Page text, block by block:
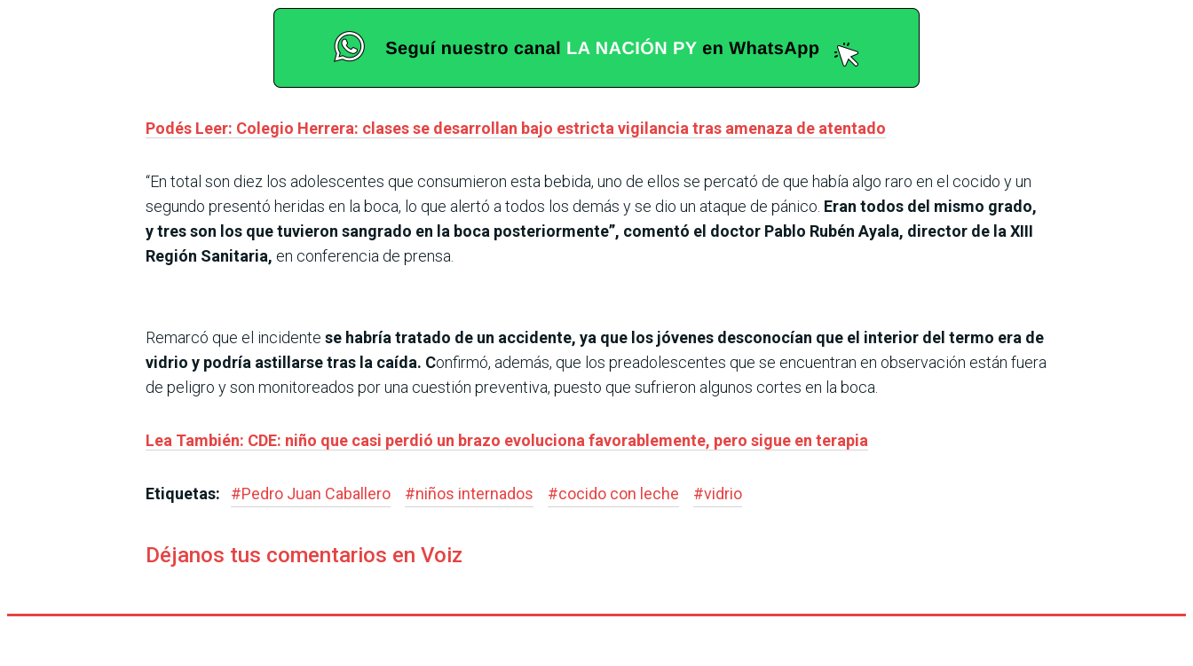
Podés Leer: Colegio Herrera: clases se desarrollan bajo estricta vigilancia tras amenaza de atentado
“En total son diez los adolescentes que consumieron esta bebida, uno de ellos se percató de que había algo raro en el cocido y un
segundo presentó heridas en la boca, lo que alertó a todos los demás y se dio un ataque de pánico. Eran todos del mismo grado,
y tres son los que tuvieron sangrado en la boca posteriormente”, comentó el doctor Pablo Rubén Ayala, director de la XIII
Región Sanitaria, en conferencia de prensa.
Remarcó que el incidente se habría tratado de un accidente, ya que los jóvenes desconocían que el interior del termo era de
vidrio y podría astillarse tras la caída. Confirmó, además, que los preadolescentes que se encuentran en observación están fuera
de peligro y son monitoreados por una cuestión preventiva, puesto que sufrieron algunos cortes en la boca.
Lea También: CDE: niño que casi perdió un brazo evoluciona favorablemente, pero sigue en terapia
Etiquetas: #Pedro Juan Caballero #niños internados #cocido con leche #vidrio
Déjanos tus comentarios en Voiz